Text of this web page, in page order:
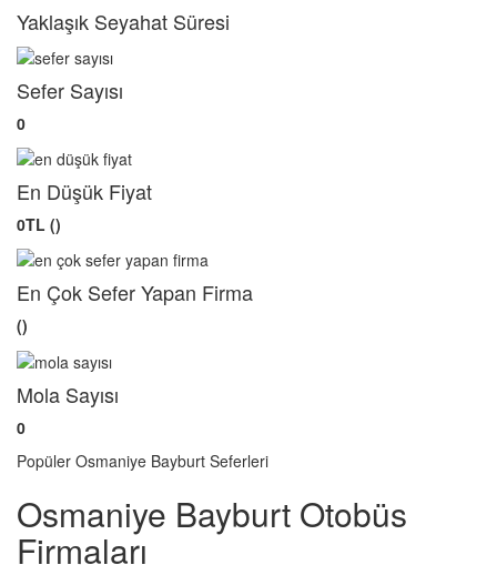
Yaklaşık Seyahat Süresi
Sefer Sayısı
0
En Düşük Fiyat
0TL ()
En Çok Sefer Yapan Firma
()
Mola Sayısı
0
Popüler Osmaniye Bayburt Seferleri
Osmaniye Bayburt Otobüs
Firmaları